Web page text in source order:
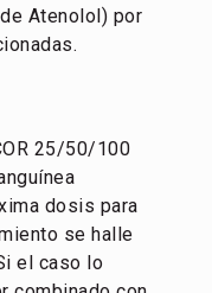
Atenolol) por
25/50/100
dosis para
se halle
el caso lo